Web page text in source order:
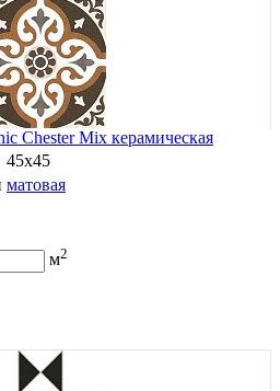
Chester Mix керамическая
45x45
матовая
м2